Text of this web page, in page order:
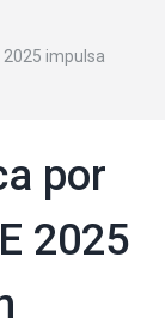
2025 impulsa
por
2025